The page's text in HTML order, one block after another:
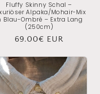
Fluffy Skinny Schal –
Alpaka/Mohair-Mix
Blau-Ombré – Extra Lang
(250cm)
Normaler
69.00€ EUR